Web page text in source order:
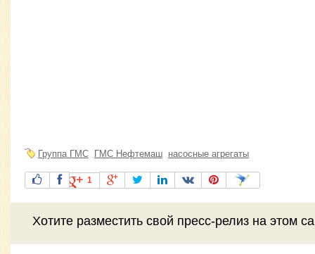
Группа ГМС ГМС Нефтемаш насосные агрегаты
1
Хотите разместить свой пресс-релиз на этом